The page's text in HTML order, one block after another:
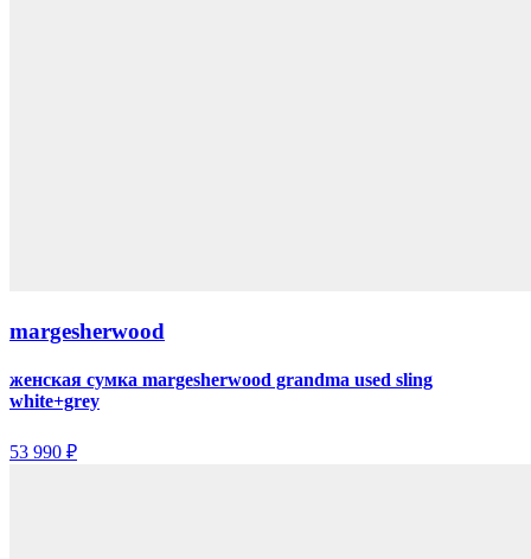
margesherwood
женская сумка margesherwood grandma used sling
white+grey
53 990 ₽